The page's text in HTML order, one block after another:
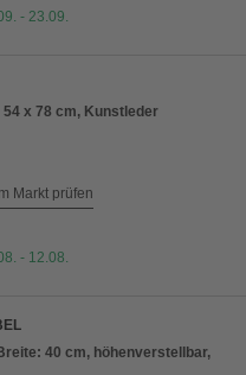
- 23.09.
x 78 cm, Kunstleder
Markt prüfen
- 12.08.
40 cm, höhenverstellbar,